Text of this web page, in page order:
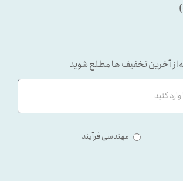
از آخرین تخفیف ها مطلع شوید
مهندسی فرآیند